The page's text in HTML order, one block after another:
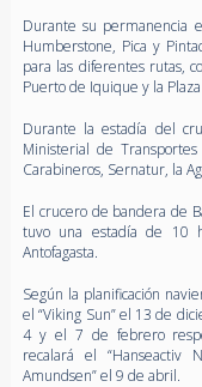
Durante su permanencia
Humberstone, Pica y
para las diferentes rutas,
Puerto de Iquique y la
Durante la estadía del
Ministerial de
Carabineros, Sernatur, la
El crucero de bandera de
tuvo una estadía de 10
Antofagasta.
Según la planificación
el “Viking Sun” el 13 de
4 y el 7 de febrero
recalará el “Hanseactiv
Amundsen” el 9 de abril.